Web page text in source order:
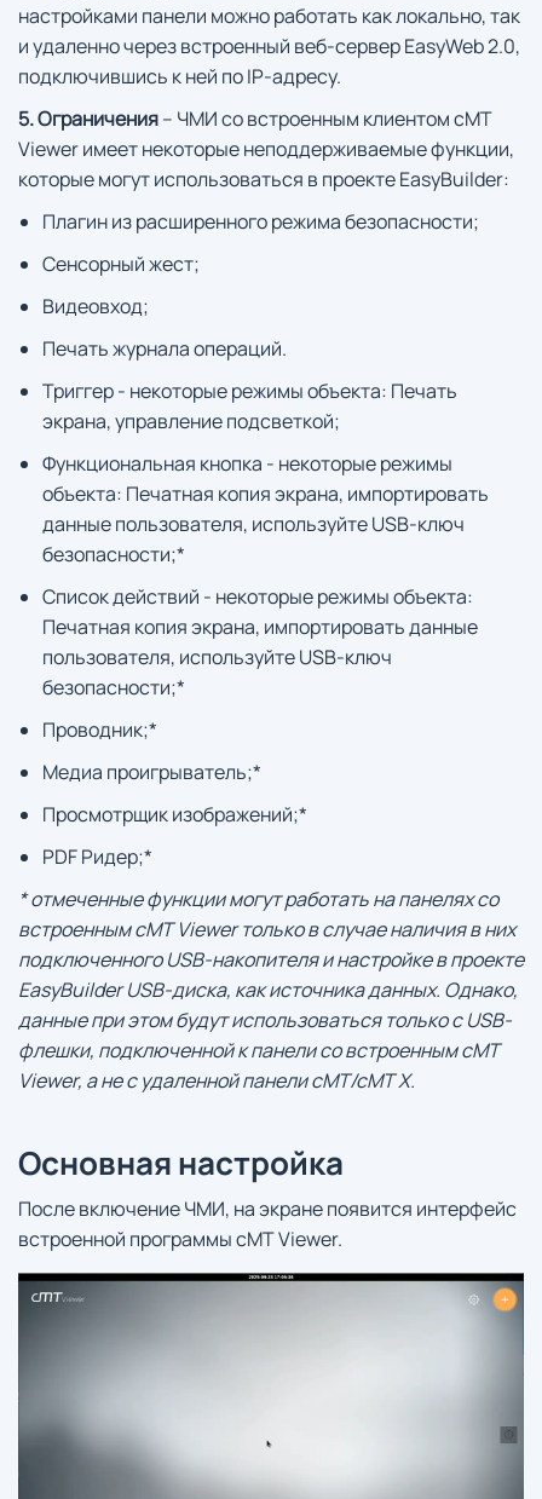
настройками панели можно работать как локально, так
и удаленно через встроенный веб-сервер EasyWeb 2.0,
подключившись к ней по IP-адресу.
5. Ограничения– ЧМИ со встроенным клиентом cMT
Viewer имеет некоторые неподдерживаемые функции,
которые могут использоваться в проекте EasyBuilder:
Плагин из расширенного режима безопасности;
Сенсорный жест;
Видеовход;
Печать журнала операций.
Триггер - некоторые режимы объекта: Печать
экрана, управление подсветкой;
Функциональная кнопка - некоторые режимы
объекта: Печатная копия экрана, импортировать
данные пользователя, используйте USB-ключ
безопасности;*
Список действий - некоторые режимы объекта:
Печатная копия экрана, импортировать данные
пользователя, используйте USB-ключ
безопасности;*
Проводник;*
Медиа проигрыватель;*
Просмотрщик изображений;*
PDF Ридер;*
* отмеченные функции могут работать на панелях со
встроенным cMT Viewer только в случае наличия в них
подключенного USB-накопителя и настройке в проекте
EasyBuilder USB-диска, как источника данных. Однако,
данные при этом будут использоваться только с USB-
флешки, подключенной к панели со встроенным cMT
Viewer, а не с удаленной панели cMT/cMT X.
Основная настройка
После включение ЧМИ, на экране появится интерфейс
встроенной программы cMT Viewer.